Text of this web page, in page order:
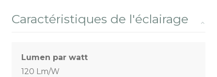
Caractéristiques de l'éclairage
Lumen par watt
120 Lm/W